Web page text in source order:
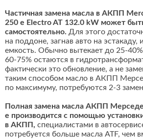
Частичная замена масла в АКПП
250 e Electro AT 132.0 kW может
самостоятельно. Для этого
на поддоне, загнав авто на эстакаду,
емкость. Обычно вытекает до 25-
60-75% остаются в
фактически это обновление, а не
таким способом масло в АКПП
по максимуму, потребуются 2-3
Полная замена масла АКПП
e производится с помощью
в АКПП, специалистами в
потребуется больше масла ATF, чем